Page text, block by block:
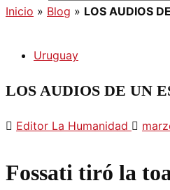
Inicio » Blog » LOS AUDIOS
Uruguay
LOS AUDIOS DE UN
Editor La Humanidad
Fossati tiró la